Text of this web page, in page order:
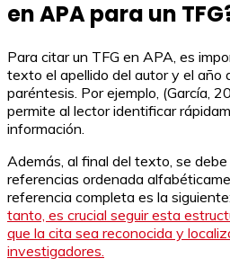
en APA para un
Para citar un TFG en APA, es
texto el apellido del autor y el año
paréntesis. Por ejemplo, (García,
permite al lector identificar
información.
Además, al final del texto, se debe
referencias ordenada
referencia completa es la
tanto, es crucial seguir esta
que la cita sea reconocida y
investigadores.